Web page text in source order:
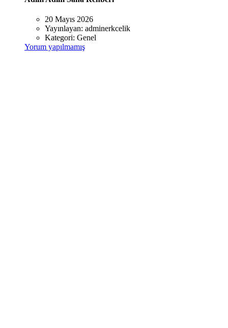
20 Mayıs 2026
Yayınlayan: adminerkcelik
Kategori: Genel
Yorum yapılmamış